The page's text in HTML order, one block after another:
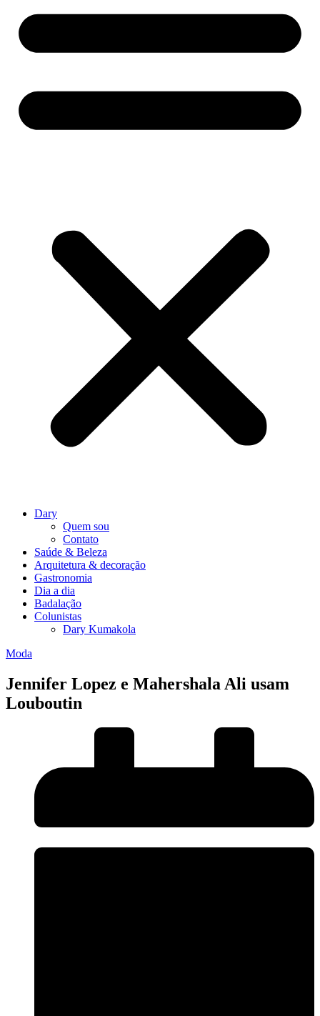
Dary
Quem sou
Contato
Saúde & Beleza
Arquitetura & decoração
Gastronomia
Dia a dia
Badalação
Colunistas
Dary Kumakola
Moda
Jennifer Lopez e Mahershala Ali usam
Louboutin